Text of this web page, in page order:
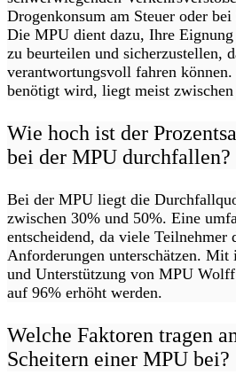
Drogenkonsum am Steuer oder bei
Die MPU dient dazu, Ihre
zu beurteilen und sicherzustellen,
verantwortungsvoll fahren
benötigt wird, liegt meist
Wie hoch ist der
bei der MPU durchfallen?
Bei der MPU liegt die
zwischen 30% und 50%. Eine
entscheidend, da viele Teilnehmer
Anforderungen unterschätzen.
und Unterstützung von MPU
auf 96% erhöht werden.
Welche Faktoren tragen
Scheitern einer MPU bei?